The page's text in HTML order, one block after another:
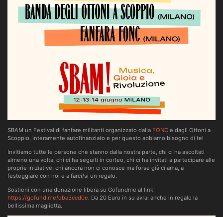
SBAM un Festival di fanfare militanti organizzato dalla FONC e dagli Ottoni a
Scoppio, interamente autofinanziato e per questo abbiamo bisogno di te!
Invitiamo tutte le persone che stanno dalla nostra parte, chi ci ha ascoltati
almeno una volta, chi ci ha seguiti in corteo, chi ci ha invitati a partecipare alle
proprie iniziative, chi ancora non ci conosce ma forse già ci ama, a
festeggiare con noi e a farci/si un regalo.
Sostieni con una donazione libera su Gofundme al link
https://gofund.me/dba3ccd0e. Da 20 Euro in su avrai anche in regalo la
bellissima maglietta.